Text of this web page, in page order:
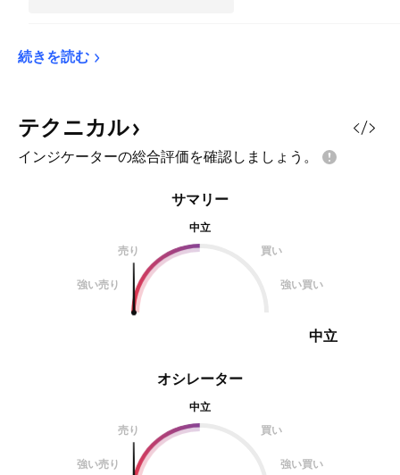
続きを読む
テクニカル
インジケーターの総合評価を確認しましょう。
オシレーター
中立
売り
買い
強い売り 強い買い
サマリー
中立
売り
買い
強い売り 強い買い
中立